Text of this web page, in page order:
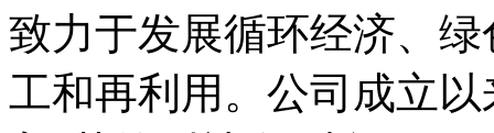
致力于发展循环经济、
工和再利用。公司成立